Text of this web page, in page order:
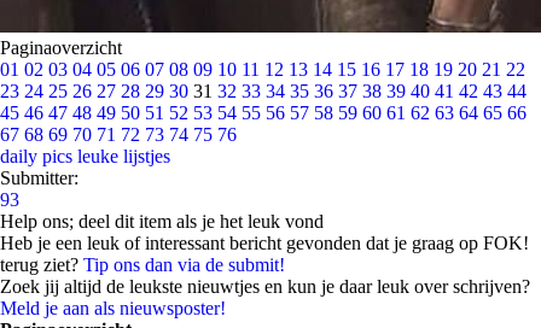
Paginaoverzicht
01 02 03 04 05 06 07 08 09 10 11 12 13 14 15 16 17 18 19 20 21 22
23 24 25 26 27 28 29 30 31 32 33 34 35 36 37 38 39 40 41 42 43 44
45 46 47 48 49 50 51 52 53 54 55 56 57 58 59 60 61 62 63 64 65 66
67 68 69 70 71 72 73 74 75 76
daily pics leuke lijstjes
Submitter:
93
Help ons; deel dit item als je het leuk vond
Heb je een leuk of interessant bericht gevonden dat je graag op FOK!
terug ziet? Tip ons dan via de submit!
Zoek jij altijd de leukste nieuwtjes en kun je daar leuk over schrijven?
Meld je aan als nieuwsposter!